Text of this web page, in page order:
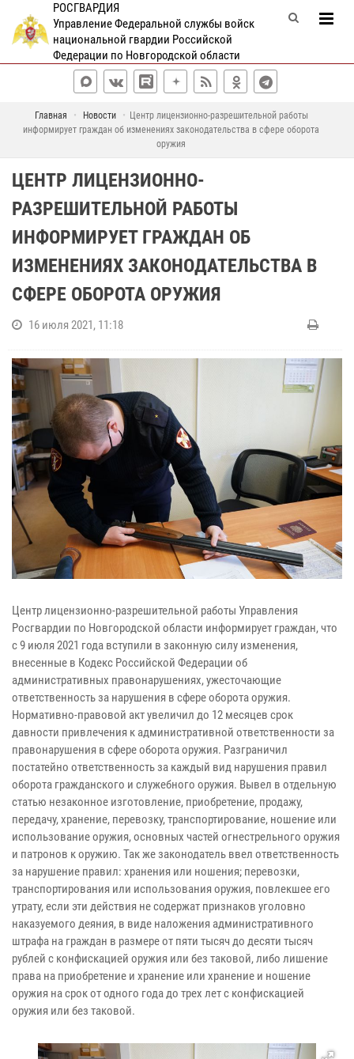
РОСГВАРДИЯ
Управление Федеральной службы войск
национальной гвардии Российской
Федерации по Новгородской области
Главная Новости
Центр лицензионно-разрешительной работы
информирует граждан об изменениях законодательства в сфере оборота
оружия
ЦЕНТР ЛИЦЕНЗИОННО-
РАЗРЕШИТЕЛЬНОЙ РАБОТЫ
ИНФОРМИРУЕТ ГРАЖДАН ОБ
ИЗМЕНЕНИЯХ ЗАКОНОДАТЕЛЬСТВА В
СФЕРЕ ОБОРОТА ОРУЖИЯ
16 июля 2021, 11:18
Центр лицензионно-разрешительной работы Управления
Росгвардии по Новгородской области информирует граждан, что
с 9 июля 2021 года вступили в законную силу изменения,
внесенные в Кодекс Российской Федерации об
административных правонарушениях, ужесточающие
ответственность за нарушения в сфере оборота оружия.
Нормативно-правовой акт увеличил до 12 месяцев срок
давности привлечения к административной ответственности за
правонарушения в сфере оборота оружия. Разграничил
постатейно ответственность за каждый вид нарушения правил
оборота гражданского и служебного оружия. Вывел в отдельную
статью незаконное изготовление, приобретение, продажу,
передачу, хранение, перевозку, транспортирование, ношение или
использование оружия, основных частей огнестрельного оружия
и патронов к оружию. Так же законодатель ввел ответственность
за нарушение правил: хранения или ношения; перевозки,
транспортирования или использования оружия, повлекшее его
утрату, если эти действия не содержат признаков уголовно
наказуемого деяния, в виде наложения административного
штрафа на граждан в размере от пяти тысяч до десяти тысяч
рублей с конфискацией оружия или без таковой, либо лишение
права на приобретение и хранение или хранение и ношение
оружия на срок от одного года до трех лет с конфискацией
оружия или без таковой.